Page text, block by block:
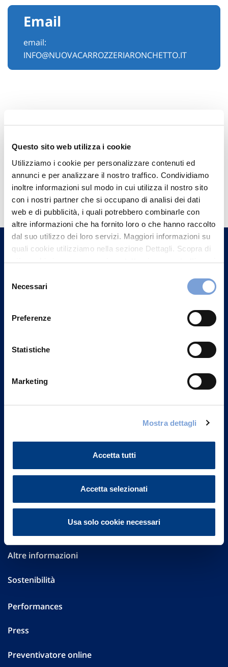
Questo sito web utilizza i cookie
Utilizziamo i cookie per personalizzare contenuti ed
annunci e per analizzare il nostro traffico. Condividiamo
inoltre informazioni sul modo in cui utilizza il nostro sito
con i nostri partner che si occupano di analisi dei dati
web e di pubblicità, i quali potrebbero combinarle con
altre informazioni che ha fornito loro o che hanno raccolto
dal suo utilizzo dei loro servizi. Maggiori informazioni su
quali cookie utilizziamo nella sezione Dettagli. Scopra di
più su chi siamo, come può contattarci e come trattiamo i
può trovare nel footer del sito nella sezione "Informativa
delNecessari
Preferenze
Statistiche
Marketing
Mostra dettagli
Accetta tutti
Accetta selezionati
Usa solo cookie necessari
Email
email:
INFO@NUOVACARROZZERIARONCHETTO.IT
Hai bisogno di
informazioni?
Trova l'Agenzia più vicina a te e parla con
un nostro Agente.
Contattaci
20149 Milano
Governance
Altre informazioni
Sostenibilità
Performances
Press
Preventivatore online